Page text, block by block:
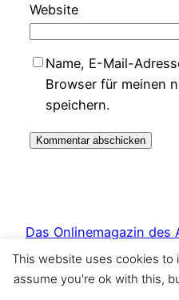
Website
Name, E-Mail-
Browser für meinen
speichern.
Das Onlinemagazin des
Stolz präsentiert von
This website uses cookies to
assume you're ok with this,